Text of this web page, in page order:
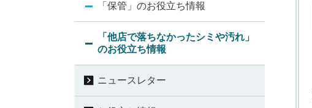
「保管」のお役立ち情報
「他店で落ちなかったシミや汚れ」
のお役立ち情報
ニュースレター